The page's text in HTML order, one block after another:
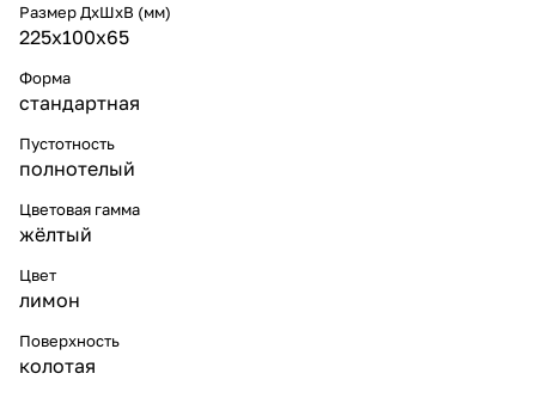
Размер ДхШхВ (мм)
225x100x65
Форма
стандартная
Пустотность
полнотелый
Цветовая гамма
жёлтый
Цвет
лимон
Поверхность
колотая